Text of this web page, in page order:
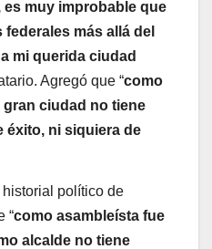
muy improbable que
más allá del
mi querida ciudad
Agregó que “como
ciudad no tiene
éxito, ni siquiera de
político de
“como asambleísta fue
alcalde no tiene